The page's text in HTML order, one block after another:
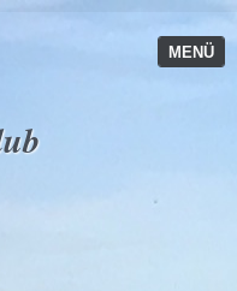
MENÜ